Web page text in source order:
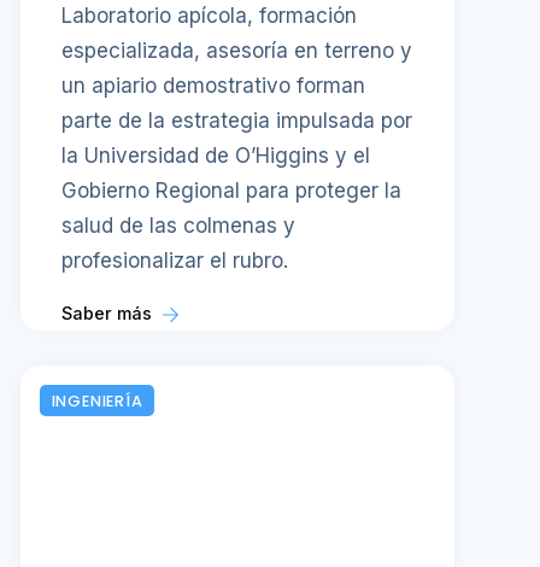
Laboratorio apícola, formación
especializada, asesoría en terreno y
un apiario demostrativo forman
parte de la estrategia impulsada por
la Universidad de O’Higgins y el
Gobierno Regional para proteger la
salud de las colmenas y
profesionalizar el rubro.
Saber más
INGENIERÍA